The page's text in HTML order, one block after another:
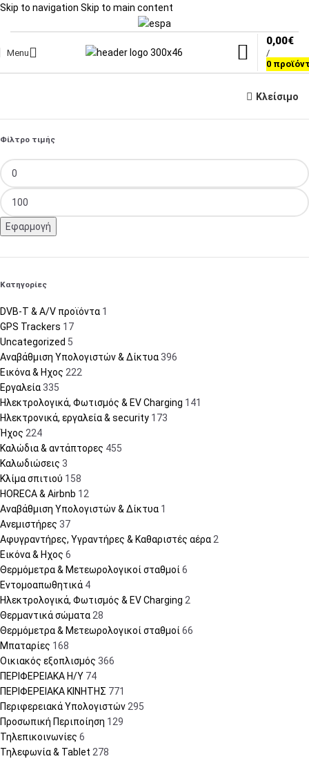
Skip to navigation Skip to main content
Menu
0
/
0,00€
Κλείσιμο
Φίλτρο τιμής
Εφαρμογή
Κατηγορίες
DVB-T & A/V προϊόντα 1
GPS Trackers 17
Uncategorized 5
Αναβάθμιση Υπολογιστών & Δίκτυα 396
Εικόνα & Ηχος 222
Εργαλεία 335
Ηλεκτρολογικά, Φωτισμός & EV Charging 141
Ηλεκτρονικά, εργαλεία & security 173
Ήχος 224
Καλώδια & αντάπτορες 455
Καλωδιώσεις 3
Κλίμα σπιτιού 158
HORECA & Airbnb 12
Αναβάθμιση Υπολογιστών & Δίκτυα 1
Ανεμιστήρες 37
Αφυγραντήρες, Υγραντήρες & Καθαριστές αέρα2
Εικόνα & Ηχος 6
Θερμόμετρα & Μετεωρολογικοί σταθμοί6
Εντομοαπωθητικά 4
Ηλεκτρολογικά, Φωτισμός & EV Charging 2
Θερμαντικά σώματα28
Θερμόμετρα & Μετεωρολογικοί σταθμοί66
Μπαταρίες 168
Οικιακός εξοπλισμός 366
ΠΕΡΙΦΕΡΕΙΑΚΑ Η/Υ 74
ΠΕΡΙΦΕΡΕΙΑΚΑ ΚΙΝΗΤΗΣ 771
Περιφερειακά Υπολογιστών295
Προσωπική Περιποίηση 129
Τηλεπικοινωνίες 6
Τηλεφωνία & Tablet 278